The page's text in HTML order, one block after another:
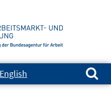
English
Suchen nach: